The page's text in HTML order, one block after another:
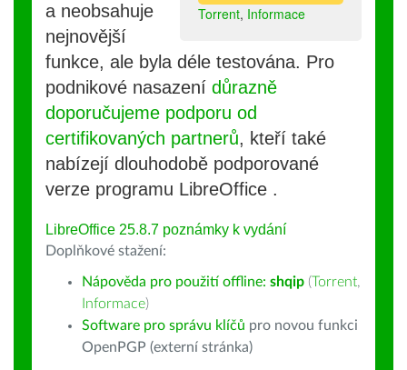
Torrent, Informace
a neobsahuje
nejnovější
funkce, ale byla déle testována. Pro
podnikové nasazení důrazně
doporučujeme podporu od
certifikovaných partnerů, kteří také
nabízejí dlouhodobě podporované
verze programu LibreOffice .
LibreOffice 25.8.7 poznámky k vydání
Doplňkové stažení:
Nápověda pro použití offline: shqip (Torrent,
Informace)
Software pro správu klíčů pro novou funkci
OpenPGP (externí stránka)